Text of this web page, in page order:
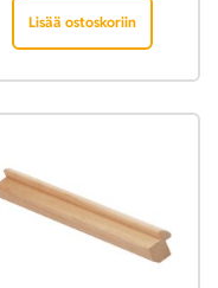
Lisää ostoskoriin